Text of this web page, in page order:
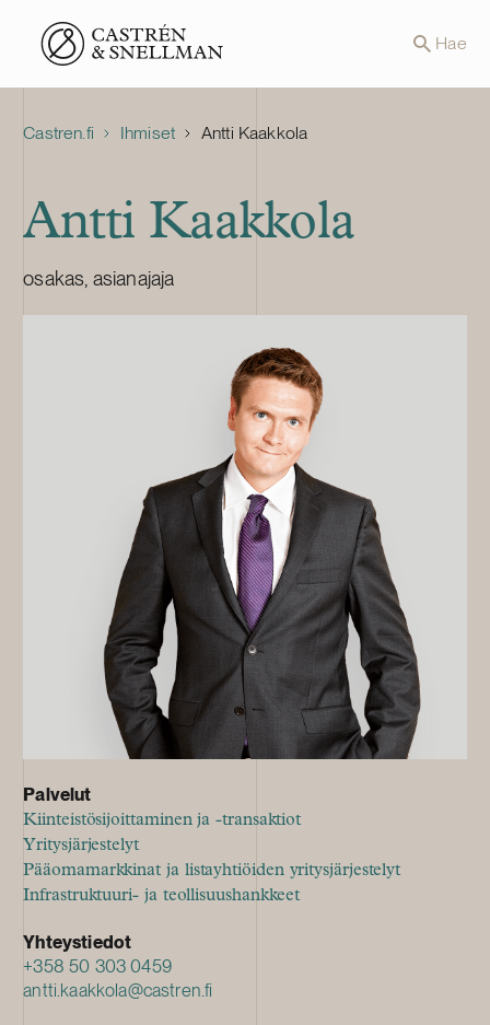
Front page Hae
Castren.fi Ihmiset Antti Kaakkola
Antti Kaakkola
osakas, asianajaja
Palvelut
Kiinteistösijoittaminen ja -transaktiot
Yritysjärjestelyt
Pääomamarkkinat ja listayhtiöiden yritysjärjestelyt
Infrastruktuuri- ja teollisuushankkeet
Yhteystiedot
+358 50 303 0459
antti.kaakkola@castren.fi